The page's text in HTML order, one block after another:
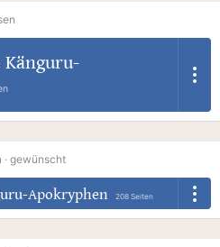
Känguru-
gewünscht
Apokryphen 208 Seiten